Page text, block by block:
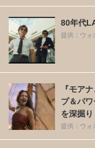
80年代
提供：ウォ
『モア
プ＆パ
を深掘り
提供：ウォ